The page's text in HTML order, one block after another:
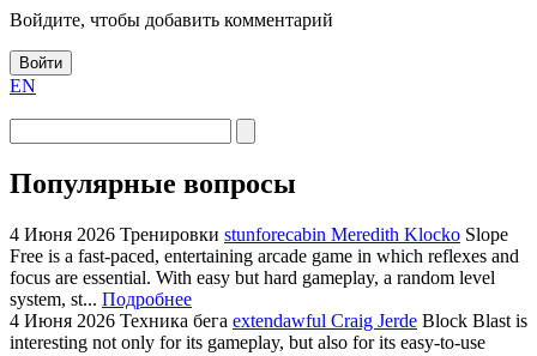
Войдите, чтобы добавить комментарий
Войти
EN
Популярные вопросы
4 Июня 2026 Тренировки stunforecabin Meredith Klocko Slope
Free is a fast-paced, entertaining arcade game in which reflexes and
focus are essential. With easy but hard gameplay, a random level
system, st... Подробнее
4 Июня 2026 Техника бега extendawful Craig Jerde Block Blast is
interesting not only for its gameplay, but also for its easy-to-use